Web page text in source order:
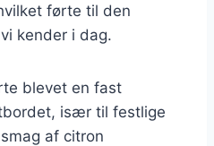
førte til den
kender i dag.
blevet en fast
især til festlige
af citron